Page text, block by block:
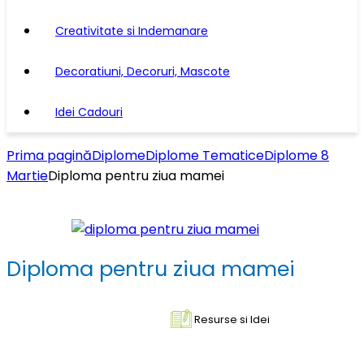
Creativitate si Indemanare
Decoratiuni, Decoruri, Mascote
Idei Cadouri
Prima paginăDiplomeDiplome TematiceDiplome 8
MartieDiploma pentru ziua mamei
Diploma pentru ziua mamei
Resurse si Idei